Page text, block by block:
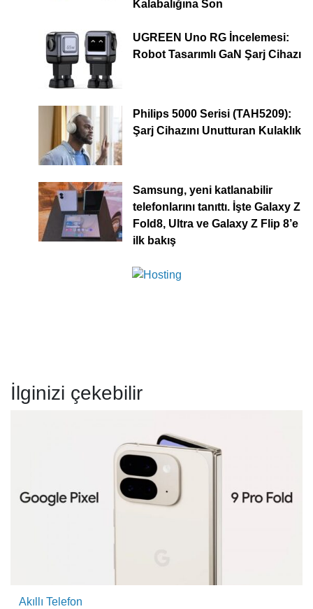
Kalabalığına Son
UGREEN Uno RG İncelemesi:
Robot Tasarımlı GaN Şarj Cihazı
Philips 5000 Serisi (TAH5209):
Şarj Cihazını Unutturan Kulaklık
Samsung, yeni katlanabilir
telefonlarını tanıttı. İşte Galaxy Z
Fold8, Ultra ve Galaxy Z Flip 8’e
ilk bakış
İlginizi çekebilir
Akıllı Telefon